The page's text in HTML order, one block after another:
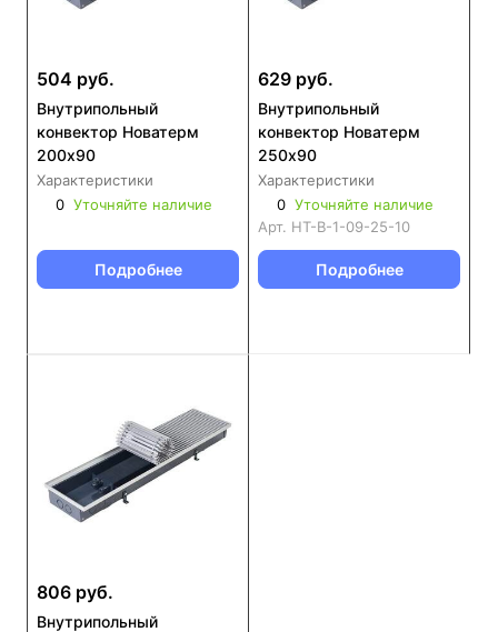
504 руб.
Внутрипольный
конвектор Новатерм
200х90
Характеристики
0 Уточняйте наличие
Подробнее
629 руб.
Внутрипольный
конвектор Новатерм
250х90
Характеристики
0 Уточняйте наличие
Арт. НТ-В-1-09-25-10
Подробнее
806 руб.
Внутрипольный